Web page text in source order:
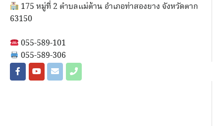
175 หมู่ที่ 2 ตำบลแม่ต้าน อำเภอท่าสองยาง จังหวัดตาก
63150
055-589-101
055-589-306